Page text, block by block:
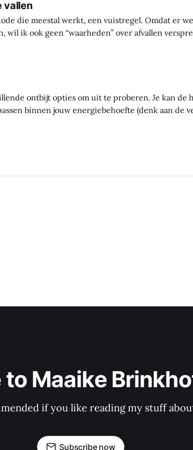
vallen
die meestal werkt, een vuistregel. Omdat er
wil ik ook geen “waarheden” over afvallen
gaat onderzoeken wat werkt en wat niet werkt
ontbijt opties om uit te proberen. Je kan de
binnen jouw energiebehoefte (denk aan de
Als je probeert af te vallen, let dan vooral op
Maaike
if you like reading my stuff
Subscribe now